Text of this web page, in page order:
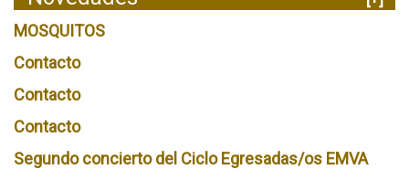
MOSQUITOS
Contacto
Contacto
Contacto
Segundo concierto del Ciclo Egresadas/os EMVA